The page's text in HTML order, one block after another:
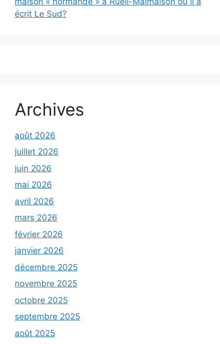
écrit Le Sud?
Archives
août 2026
juillet 2026
juin 2026
mai 2026
avril 2026
mars 2026
février 2026
janvier 2026
décembre 2025
novembre 2025
octobre 2025
septembre 2025
août 2025